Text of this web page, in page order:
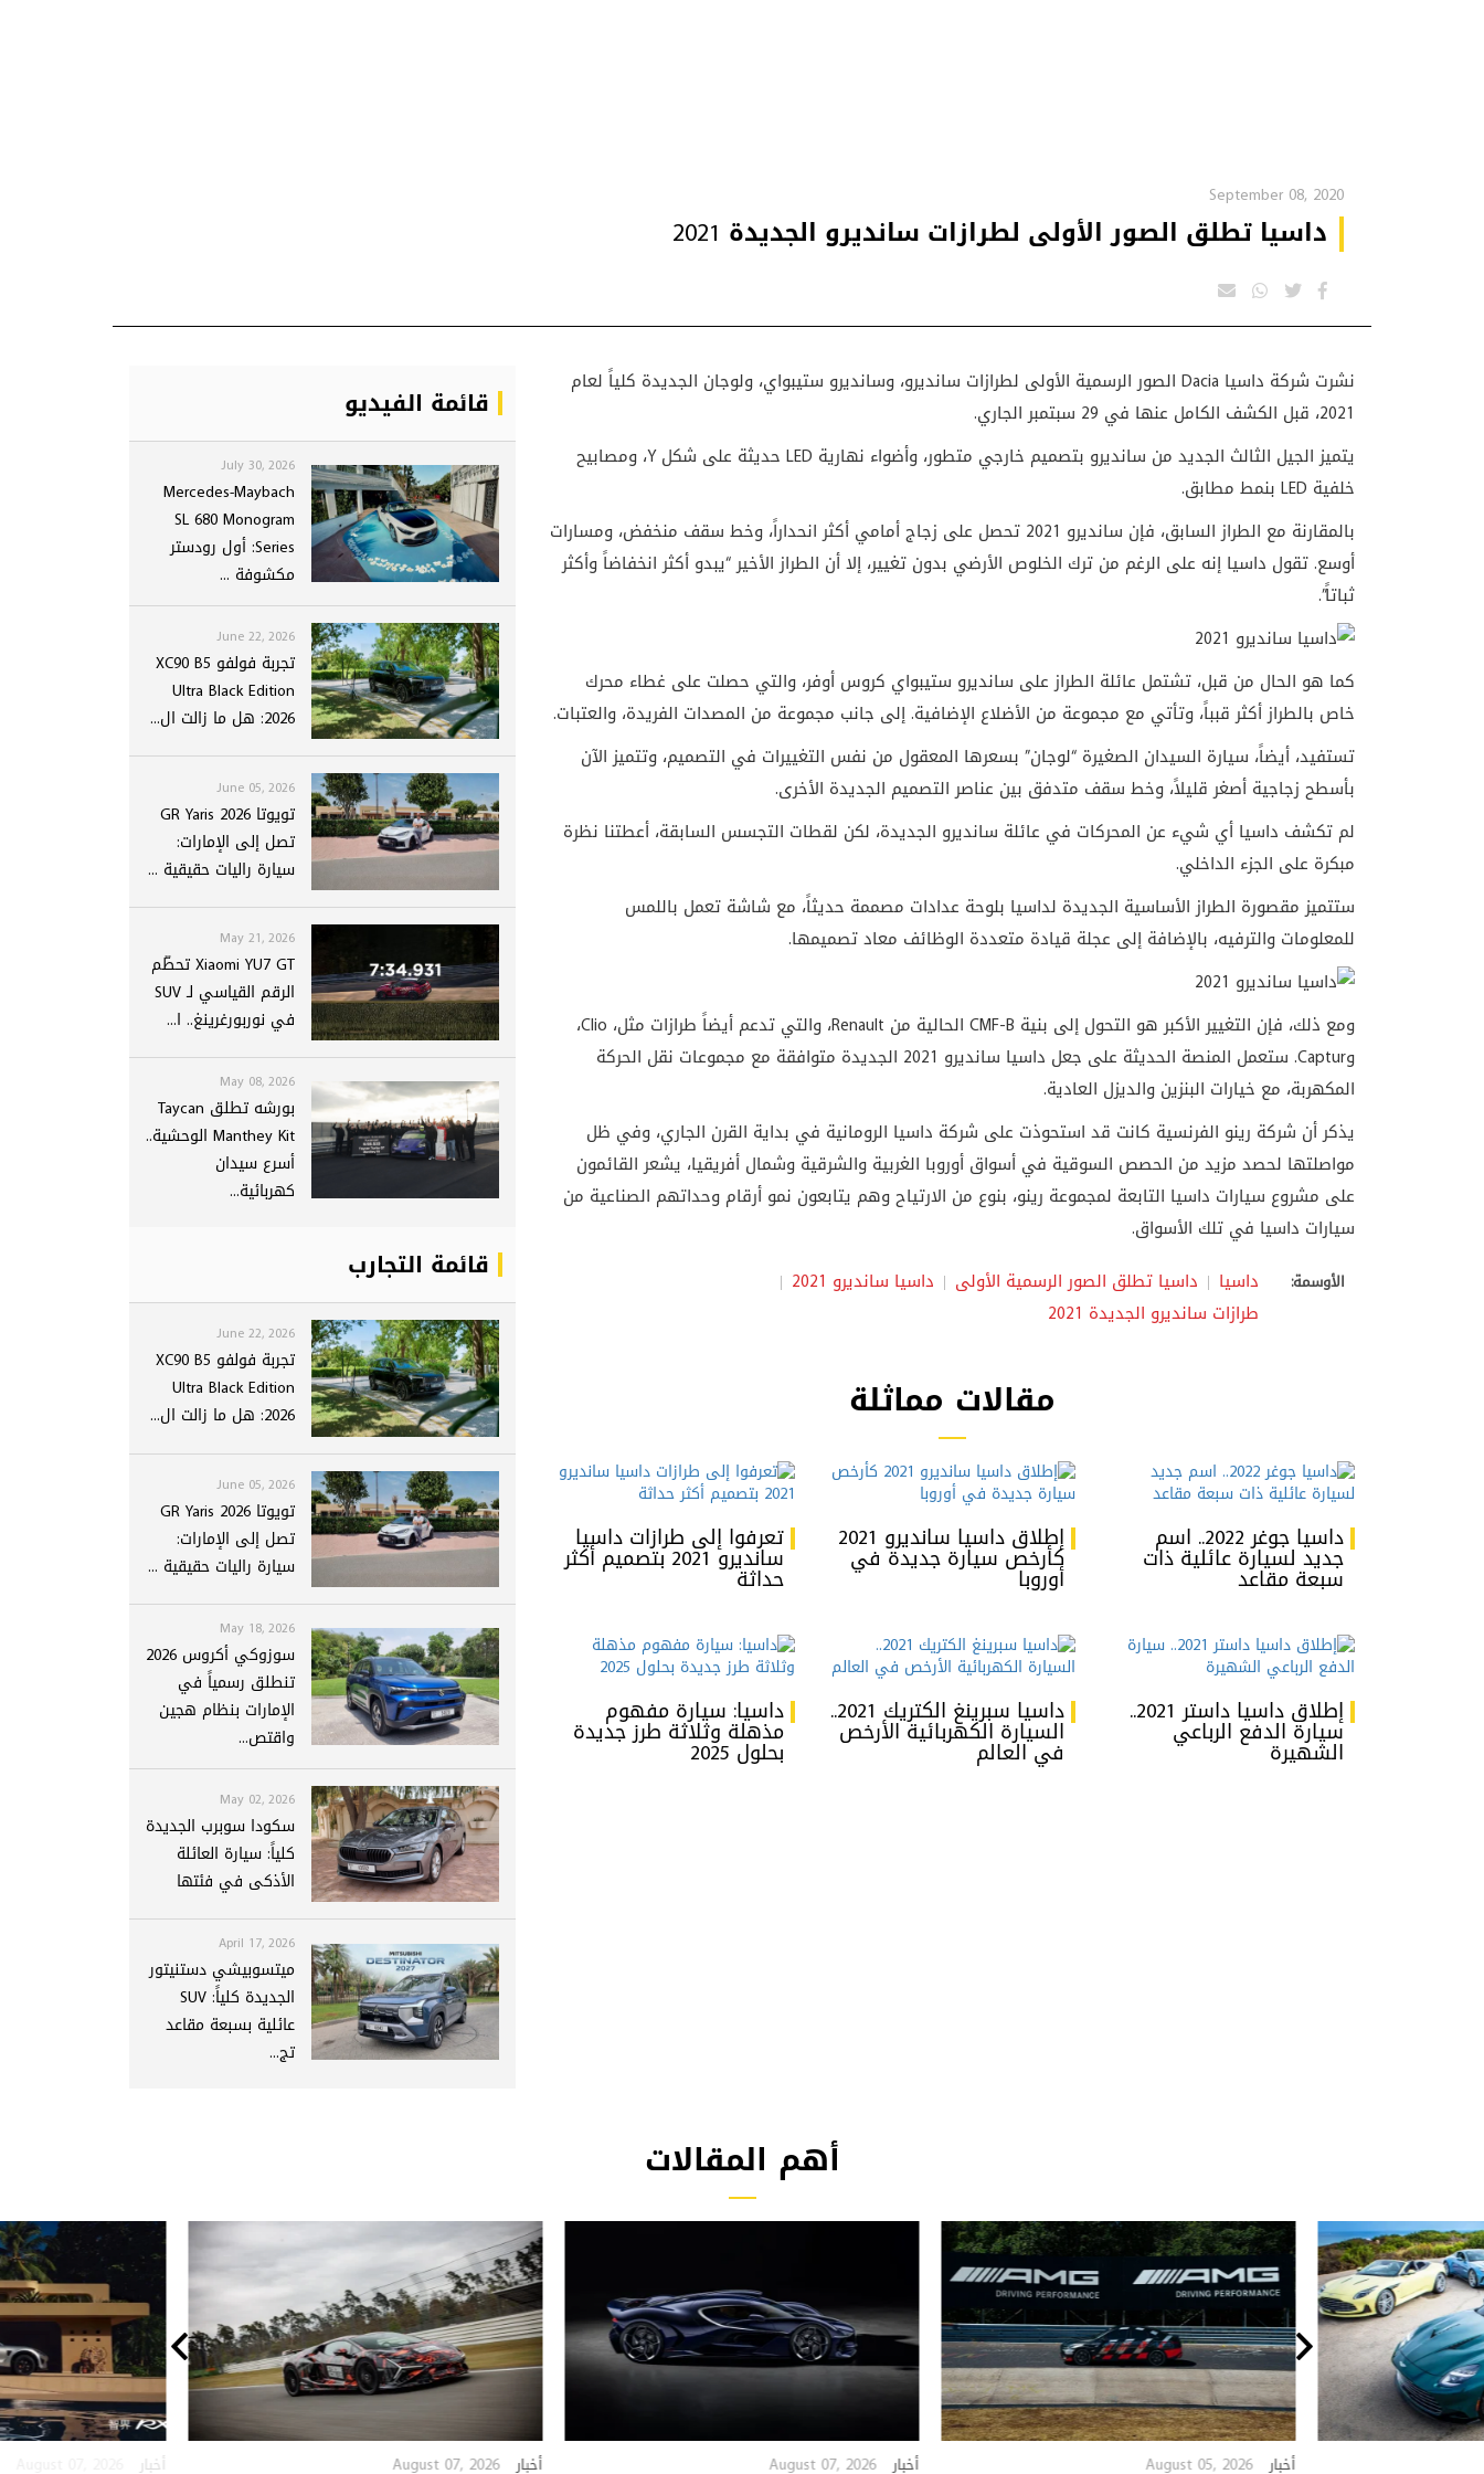
September 08, 2020
داسيا تطلق الصور الأولى لطرازات سانديرو الجديدة 2021
نشرت شركة داسيا Dacia الصور الرسمية الأولى لطرازات سانديرو، وسانديرو ستيبواي، ولوجان الجديدة كلياً لعام
2021، قبل الكشف الكامل عنها في 29 سبتمبر الجاري.
يتميز الجيل الثالث الجديد من سانديرو بتصميم خارجي متطور، وأضواء نهارية LED حديثة على شكل Y، ومصابيح
خلفية LED بنمط مطابق.
بالمقارنة مع الطراز السابق، فإن سانديرو 2021 تحصل على زجاج أمامي أكثر انحداراً، وخط سقف منخفض، ومسارات
أوسع. تقول داسيا إنه على الرغم من ترك الخلوص الأرضي بدون تغيير، إلا أن الطراز الأخير “يبدو أكثر انخفاضاً وأكثر
ثباتاً”.
كما هو الحال من قبل، تشتمل عائلة الطراز على سانديرو ستيبواي كروس أوفر، والتي حصلت على غطاء محرك
خاص بالطراز أكثر قبباً، وتأتي مع مجموعة من الأضلاع الإضافية. إلى جانب مجموعة من المصدات الفريدة، والعتبات.
تستفيد، أيضاً، سيارة السيدان الصغيرة “لوجان” بسعرها المعقول من نفس التغييرات في التصميم، وتتميز الآن
بأسطح زجاجية أصغر قليلاً، وخط سقف متدفق بين عناصر التصميم الجديدة الأخرى.
لم تكشف داسيا أي شيء عن المحركات في عائلة سانديرو الجديدة، لكن لقطات التجسس السابقة، أعطتنا نظرة
مبكرة على الجزء الداخلي.
ستتميز مقصورة الطراز الأساسية الجديدة لداسيا بلوحة عدادات مصممة حديثاً، مع شاشة تعمل باللمس
للمعلومات والترفيه، بالإضافة إلى عجلة قيادة متعددة الوظائف معاد تصميمها.
ومع ذلك، فإن التغيير الأكبر هو التحول إلى بنية CMF-B الحالية من Renault، والتي تدعم أيضاً طرازات مثل، Clio،
وCaptur. ستعمل المنصة الحديثة على جعل داسيا سانديرو 2021 الجديدة متوافقة مع مجموعات نقل الحركة
المكهربة، مع خيارات البنزين والديزل العادية.
يذكر أن شركة رينو الفرنسية كانت قد استحوذت على شركة داسيا الرومانية في بداية القرن الجاري، وفي ظل
مواصلتها لحصد مزيد من الحصص السوقية في أسواق أوروبا الغربية والشرقية وشمال أفريقيا، يشعر القائمون
على مشروع سيارات داسيا التابعة لمجموعة رينو، بنوع من الارتياح وهم يتابعون نمو أرقام وحداتهم الصناعية من
سيارات داسيا في تلك الأسواق.
الأوسمة: داسيا داسيا تطلق الصور الرسمية الأولى
داسيا سانديرو 2021
طرازات سانديرو الجديدة 2021
مقالات مماثلة
داسيا جوغر 2022.. اسم
جديد لسيارة عائلية ذات
سبعة مقاعد
إطلاق داسيا سانديرو 2021
كأرخص سيارة جديدة في
أوروبا
تعرفوا إلى طرازات داسيا
سانديرو 2021 بتصميم أكثر
حداثة
إطلاق داسيا داستر 2021..
سيارة الدفع الرباعي
الشهيرة
داسيا سبرينغ الكتريك 2021..
السيارة الكهربائية الأرخص
في العالم
داسيا: سيارة مفهوم
مذهلة وثلاثة طرز جديدة
بحلول 2025
قائمة الفيديو
July 30, 2026
Mercedes-Maybach
SL 680 Monogram
Series: أول رودستر
مكشوفة ...
June 22, 2026
تجربة فولفو XC90 B5
Ultra Black Edition
2026: هل ما زالت ال...
June 05, 2026
تويوتا GR Yaris 2026
تصل إلى الإمارات:
سيارة راليات حقيقية ...
May 21, 2026
Xiaomi YU7 GT تحطّم
الرقم القياسي لـ SUV
في نوربورغرينغ.. ا...
May 08, 2026
بورشه تطلق Taycan
Manthey Kit الوحشية..
أسرع سيدان
كهربائية...
قائمة التجارب
June 22, 2026
تجربة فولفو XC90 B5
Ultra Black Edition
2026: هل ما زالت ال...
June 05, 2026
تويوتا GR Yaris 2026
تصل إلى الإمارات:
سيارة راليات حقيقية ...
May 18, 2026
سوزوكي أكروس 2026
تنطلق رسمياً في
الإمارات بنظام هجين
واقتص...
May 02, 2026
سكودا سوبرب الجديدة
كلياً: سيارة العائلة
الأذكى في فئتها
April 17, 2026
ميتسوبيشي دستنيتور
الجديدة كلياً: SUV
عائلية بسبعة مقاعد
تج...
أهم المقالات
أخبار August 05, 2026 أخبار August 07, 2026 أخبار August 07, 2026 أخبار